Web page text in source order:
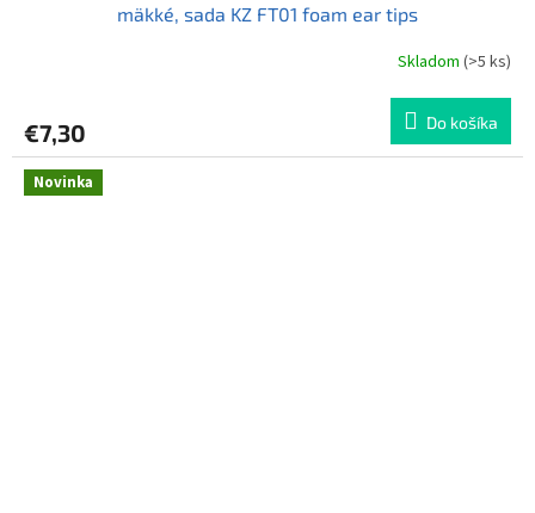
mäkké, sada KZ FT01 foam ear tips
Skladom (>5 ks)
€7,30 Do košíka
Novinka